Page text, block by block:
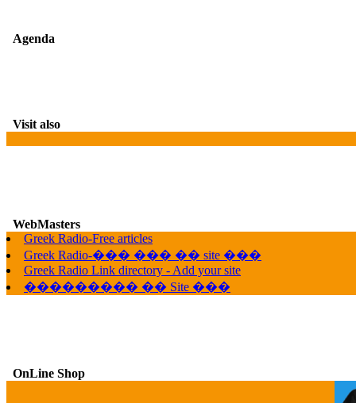
Agenda
Visit also
WebMasters
Greek Radio-Free articles
Greek Radio-��� ��� �� site ���
Greek Radio Link directory - Add your site
��������� �� Site ���
OnLine Shop